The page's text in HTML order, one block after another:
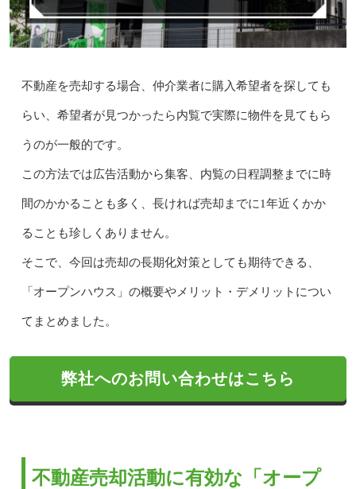
不動産を売却する場合、仲介業者に購入希望者を探しても
らい、希望者が見つかったら内覧で実際に物件を見てもら
うのが一般的です。
この方法では広告活動から集客、内覧の日程調整までに時
間のかかることも多く、長ければ売却までに1年近くかか
ることも珍しくありません。
そこで、今回は売却の長期化対策としても期待できる、
「オープンハウス」の概要やメリット・デメリットについ
てまとめました。
弊社へのお問い合わせはこちら
不動産売却活動に有効な「オープ